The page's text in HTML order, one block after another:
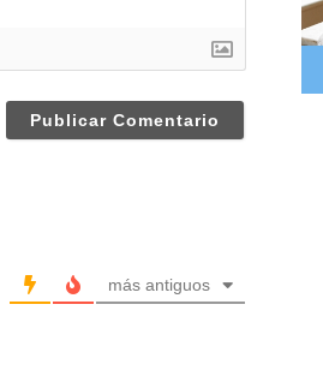
más antiguos